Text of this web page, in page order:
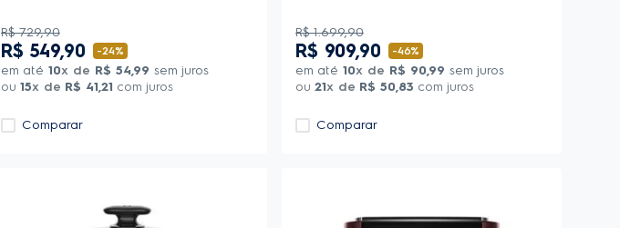
R$ 729,90
R$ 549,90 -24%
em até 10x de R$ 54,99 sem juros
ou 15x de R$ 41,21 com juros
Comparar
R$ 1.699,90
R$ 909,90 -46%
em até 10x de R$ 90,99 sem juros
ou 21x de R$ 50,83 com juros
Comparar